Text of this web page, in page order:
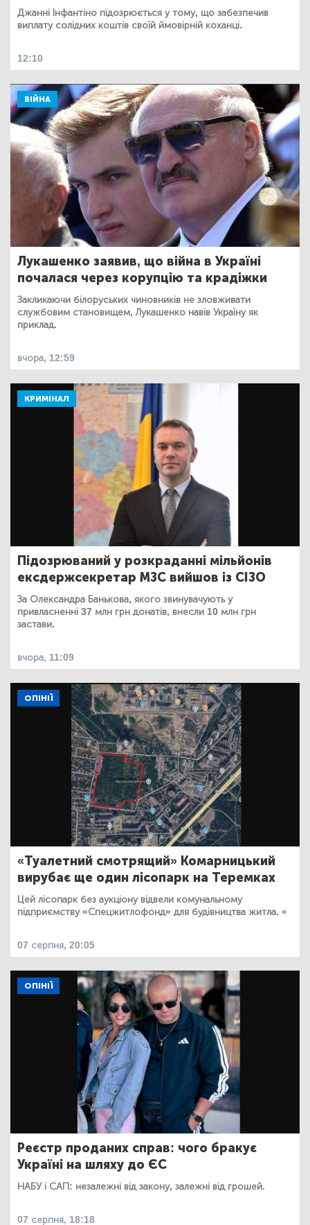
Джанні Інфантіно підозрюється у тому, що забезпечив
виплату солідних коштів своїй ймовірній коханці.
12:10
ВІЙНА
Лукашенко заявив, що війна в Україні
почалася через корупцію та крадіжки
Закликаючи білоруських чиновників не зловживати
службовим становищем, Лукашенко навів Україну як
приклад.
вчора, 12:59
КРИМІНАЛ
Підозрюваний у розкраданні мільйонів
ексдержсекретар МЗС вийшов із СІЗО
За Олександра Банькова, якого звинувачують у
привласненні 37 млн грн донатів, внесли 10 млн грн
застави.
вчора, 11:09
ОПІНІЇ
«Туалетний смотрящий» Комарницький
вирубає ще один лісопарк на Теремках
Цей лісопарк без аукціону відвели комунальному
підприємству «Спецжитлофонд» для будівництва житла. «
07 серпня, 20:05
ОПІНІЇ
Реєстр проданих справ: чого бракує
Україні на шляху до ЄС
НАБУ і САП: незалежні від закону, залежні від грошей.
07 серпня, 18:18